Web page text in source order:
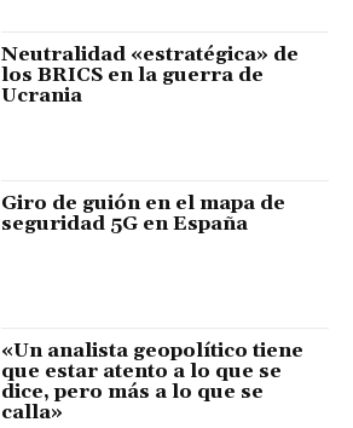
Neutralidad «estratégica» de
los BRICS en la guerra de
Ucrania
Giro de guión en el mapa de
seguridad 5G en España
«Un analista geopolítico tiene
que estar atento a lo que se
dice, pero más a lo que se
calla»